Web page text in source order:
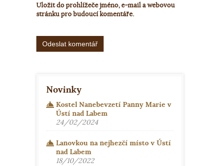
Uložit do prohlížeče jméno, e-mail a webovou
stránku pro budoucí komentáře.
Novinky
Kostel Nanebevzetí Panny Marie v
Ústí nad Labem
24/02/2024
Lanovkou na nejhezčí místo v Ústí
nad Labem
18/10/2022